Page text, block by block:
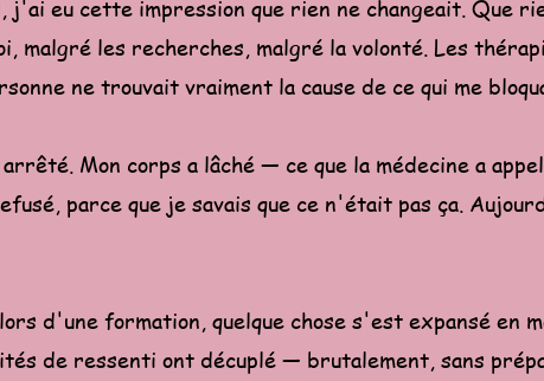
j'ai eu cette impression que rien ne changeait. Que
malgré les recherches, malgré la volonté. Les
ne trouvait vraiment la cause de ce qui me
Mon corps a lâché — ce que la médecine a
parce que je savais que ce n'était pas ça.
d'une formation, quelque chose s'est expansé en
de ressenti ont décuplé — brutalement, sans